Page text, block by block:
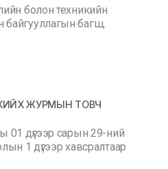
болон техникийн
байгууллагын багш,
ЖУРМЫН ТОВЧ
01 дүгээр сарын 29-ний
1 дүгээр хавсралтаар